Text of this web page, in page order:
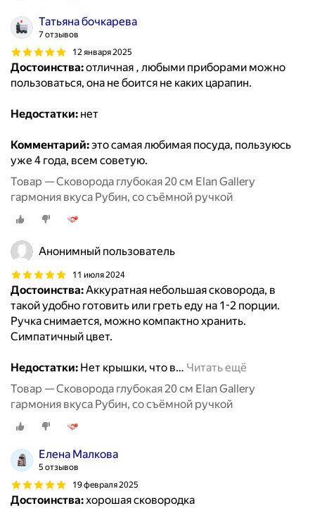
Татьяна бочкарева
7 отзывов
12 января 2025
Достоинства:отличная , любыми приборами можно
пользоваться, она не боится не каких царапин.
Недостатки: нет
Комментарий:это самая любимая посуда, пользуюсь
уже 4 года, всем советую.
Товар — Сковорода глубокая 20 см Elan Gallery
гармония вкуса Рубин, со съёмной ручкой
Анонимный пользователь
11 июля 2024
Достоинства:Аккуратная небольшая сковорода, в
такой удобно готовить или греть еду на 1-2 порции.
Ручка снимается, можно компактно хранить.
Симпатичный цвет.
Недостатки: Нет крышки, что в… Читать ещё
Товар — Сковорода глубокая 20 см Elan Gallery
гармония вкуса Рубин, со съёмной ручкой
Елена Малкова
5 отзывов
19 февраля 2025
Достоинства:хорошая сковородка